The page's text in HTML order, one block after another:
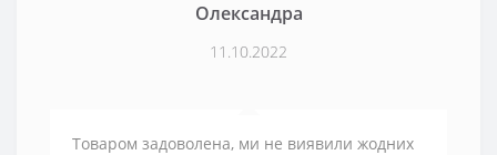
Олександра
11.10.2022
Товаром задоволена, ми не виявили жодних